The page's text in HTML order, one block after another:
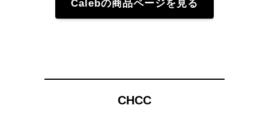
Calebの商品ページを見る
CHCC